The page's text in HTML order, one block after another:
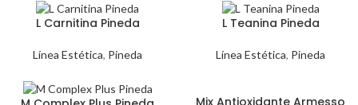
L Carnitina Pineda
Línea Estética, Pineda
L Teanina Pineda
Línea Estética, Pineda
Mix Antioxidante Armesso